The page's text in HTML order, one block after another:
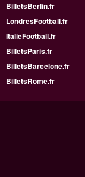
BilletsBerlin.fr
LondresFootball.fr
ItalieFootball.fr
BilletsParis.fr
BilletsBarcelone.fr
BilletsRome.fr